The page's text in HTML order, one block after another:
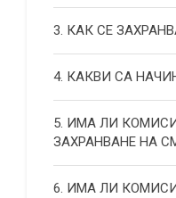
3. КАК СЕ
4. КАКВИ СА
5. ИМА ЛИ
ЗАХРАНВАНЕ НА
6. ИМА ЛИ